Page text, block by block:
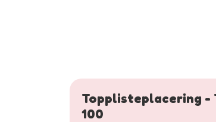
Topplisteplacering -
100